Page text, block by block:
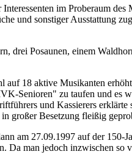
Interessenten im Proberaum
und sonstiger Ausstattung
drei Posaunen, einem
18 aktive Musikanten
Senioren" zu taufen und es
und Kassierers
großer Besetzung fleißig
am 27.09.1997 auf der 150-
Da man jedoch inzwischen